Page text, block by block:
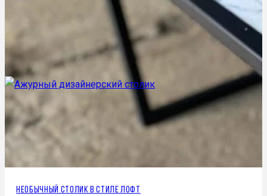
Необычный столик в стиле лофт